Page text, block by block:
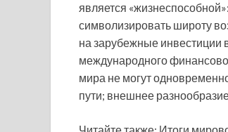
является
символизировать широту
на зарубежные инвестиции
международного
мира не могут
пути; внешнее